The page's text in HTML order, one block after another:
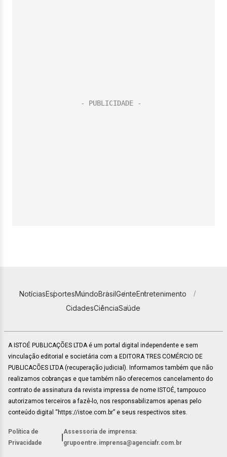
NotíciasEsportesMundoBrasilGenteEntretenimento
CidadesCiênciaSaúde
A ISTOÉ PUBLICAÇÕES LTDA é um portal digital independente e sem
vinculação editorial e societária com a EDITORA TRES COMÉRCIO DE
PUBLICACÕES LTDA (recuperação judicial). Informamos também que não
realizamos cobranças e que também não oferecemos cancelamento do
contrato de assinatura da revista impressa de nome ISTOÉ, tampouco
autorizamos terceiros a fazê-lo, nos responsabilizamos apenas pelo
conteúdo digital “https://istoe.com.br” e seus respectivos sites.
Política de
Privacidade
Assessoria de imprensa:
grupoentre.imprensa@agenciafr.com.br